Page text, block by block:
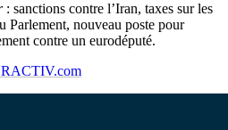
: sanctions contre l’Iran, taxes sur les
Parlement, nouveau poste pour
contre un eurodéputé.